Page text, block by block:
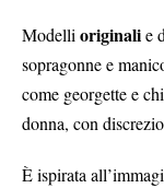
Modelli originalie
sopragonne e
come georgette e
donna, con
È ispirata